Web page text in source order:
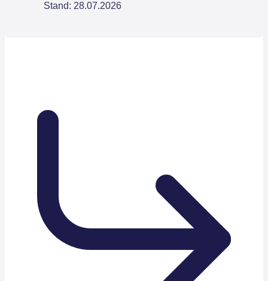
Stand: 28.07.2026